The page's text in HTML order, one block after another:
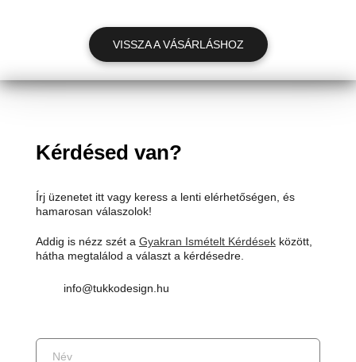
VISSZA A VÁSÁRLÁSHOZ
Kérdésed van?
Írj üzenetet itt vagy keress a lenti elérhetőségen, és
hamarosan válaszolok!
Addig is nézz szét a Gyakran Ismételt Kérdésekközött,
hátha megtalálod a választ a kérdésedre.
info@tukkodesign.hu